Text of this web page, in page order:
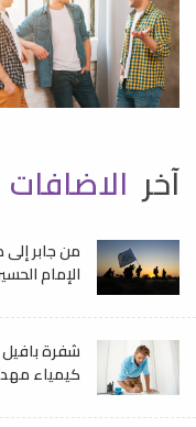
آخر الاضافات
من جابر
الإمام
شفرة بافيل
كيمياء